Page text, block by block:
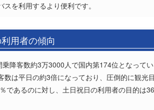
を利用するより便利です。
用者の傾向
降客数約3万3000人で国内第174位となって
は平日の約3倍になっており、圧倒的に観光
であるのに対し、土日祝日の利用者の目的は